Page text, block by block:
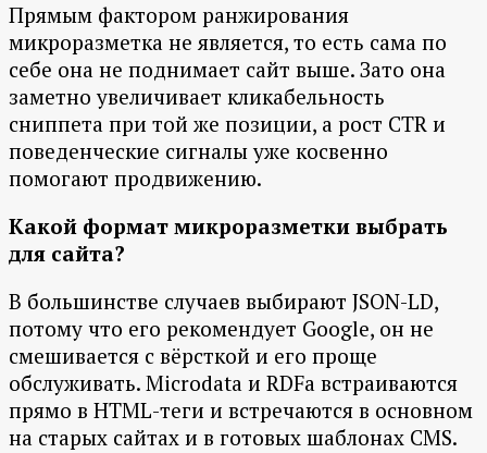
Прямым фактором ранжирования
микроразметка не является, то есть сама по
себе она не поднимает сайт выше. Зато она
заметно увеличивает кликабельность
сниппета при той же позиции, а рост CTR и
поведенческие сигналы уже косвенно
помогают продвижению.
Какой формат микроразметки выбрать
для сайта?
В большинстве случаев выбирают JSON-LD,
потому что его рекомендует Google, он не
смешивается с вёрсткой и его проще
обслуживать. Microdata и RDFa встраиваются
прямо в HTML-теги и встречаются в основном
на старых сайтах и в готовых шаблонах CMS.